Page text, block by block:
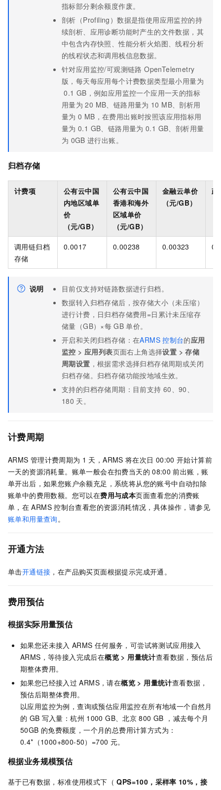
指标部分剩余额度作废。
剖析（Profiling）数据是指使用应用监控的持
续剖析、应用诊断功能时产生的文件数据，其
中包含内存快照、性能分析火焰图、线程分析
的线程状态和调用栈信息数据。
针对应用监控/可观测链路 OpenTelemetry
版 ，每天每应用每个计费数据类型最小用量为
0.1 GB，例如应用监控一个应用一天的指标
用量为 20 MB、链路用量为 10 MB、剖析用
量为 0 MB，在费用出账时按照该应用指标用
量为 0.1 GB、链路用量为 0.1 GB、剖析用量
为 0GB 进行出账。
归档存储
计费项
公有云中国
内地区域单
价
（元/GB）
公有云中国
香港和海外
区域单价
（元/GB）
金融云单价
（元/GB）
政
调用链归档
存储
0.0017 0.00238 0.00323
说明
目前仅支持对链路数据进行归档。
数据转入归档存储后，按存储大小（未压缩）
进行计费，日归档存储费用=日累计未压缩存
储量（GB）×每 GB 单价。
开启和关闭归档存储：在ARMS 控制台的应用
监控 > 应用列表页面右上角选择设置 >存储
周期设置 ，根据需求选择归档存储周期或关闭
归档存储。归档存储功能按地域生效。
支持的归档存储周期：目前支持 60、90、
180 天。
计费周期
ARMS 管理计费周期为 1 天，ARMS 将在次日 00:00 开始计算前
一天的资源消耗量。账单一般会在扣费当天的 08:00 前出账，账
单开出后，如果您账户余额充足，系统将从您的账号中自动扣除
账单中的费用数额。您可以在费用与成本页面查看您的消费账
单，在 ARMS 控制台查看您的资源消耗情况，具体操作，请参见
账单和用量查询 。
开通方法
单击开通链接 ，在产品购买页面根据提示完成开通。
费用预估
根据实际用量预估
如果您还未接入 ARMS 任何服务，可尝试将测试应用接入
ARMS，等待接入完成后在概览 > 用量统计查看数据，预估后
期整体费用。
如果您已经接入过 ARMS，请在概览 > 用量统计查看数据，
预估后期整体费用。
以应用监控为例，查询或预估应用监控在所有地域一个自然月
的 GB 写入量：杭州 1000 GB、北京 800 GB ，减去每个月
50GB 的免费额度，一个月的总费用计算方式为：
0.4*（1000+800-50）=700 元。
根据业务规模预估
基于已有数据，标准使用模式下（QPS=100，采样率 10%，接